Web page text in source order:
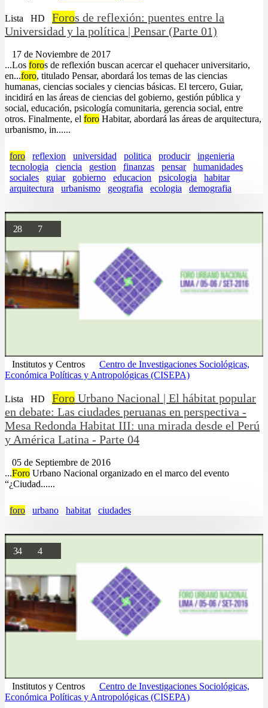
Lista HD Foros de reflexión: puentes entre la
Universidad y la política | Pensar (Parte 01)
17 de Noviembre de 2017
...Los foros de reflexión buscan acercar el quehacer universitario,
en...foro, titulado Pensar, abordará los temas de las ciencias
humanas, ciencias sociales y ciencias básicas. El tercero, Guiar,
incidirá en las áreas de ciencias del gobierno, gestión pública y
social, educación, psicología comunitaria, gerencia social, entre
otros. Finalmente, el foro Habitar, abordará las áreas de arquitectura,
urbanismo, in......
foro reflexion universidad politica producir
ingenieria
tecnologia
ciencia gestion finanzas pensar
humanidades
sociales
guiar gobierno educacion psicologia
habitar
arquitectura
urbanismo geografia ecologia demografia
28 7
Institutos y Centros
Centro de Investigaciones Sociológicas,
Económica Políticas y Antropológicas (CISEPA)
Lista HD Foro Urbano Nacional | El hábitat popular
en debate: Las ciudades peruanas en perspectiva -
Mesa Redonda Habitat III: una mirada desde el Perú
y América Latina - Parte 04
05 de Septiembre de 2016
...Foro Urbano Nacional organizado en el marco del evento
“¿Ciudad......
foro urbano habitat ciudades
34 4
Institutos y Centros
Centro de Investigaciones Sociológicas,
Económica Políticas y Antropológicas (CISEPA)